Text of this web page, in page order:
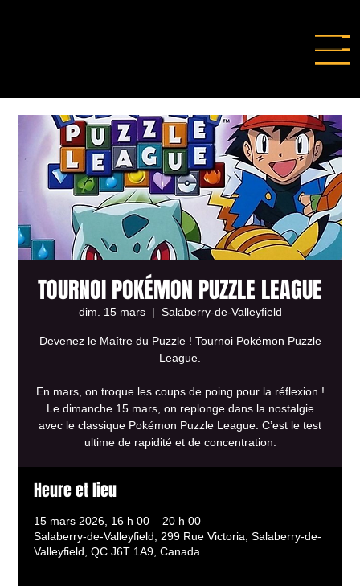
TOURNOI POKÉMON PUZZLE LEAGUE
dim. 15 mars
  |
Salaberry-de-Valleyfield
Devenez le Maître du Puzzle ! Tournoi Pokémon Puzzle
League.
En mars, on troque les coups de poing pour la réflexion !
Le dimanche 15 mars, on replonge dans la nostalgie
avec le classique Pokémon Puzzle League. C’est le test
ultime de rapidité et de concentration.
Heure et lieu
15 mars 2026, 16 h 00 – 20 h 00
Salaberry-de-Valleyfield, 299 Rue Victoria, Salaberry-de-
Valleyfield, QC J6T 1A9, Canada